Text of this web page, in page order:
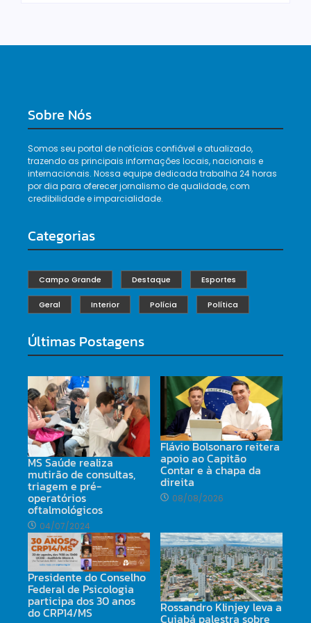
Sobre Nós
Somos seu portal de notícias confiável e atualizado,
trazendo as principais informações locais, nacionais e
internacionais. Nossa equipe dedicada trabalha 24 horas
por dia para oferecer jornalismo de qualidade, com
credibilidade e imparcialidade.
Categorias
Campo Grande Destaque Esportes
Geral Interior Polícia Política
Últimas Postagens
MS Saúde realiza
mutirão de consultas,
triagem e pré-
operatórios
oftalmológicos
04/07/2024
Flávio Bolsonaro reitera
apoio ao Capitão
Contar e à chapa da
direita
08/08/2026
Presidente do Conselho
Federal de Psicologia
participa dos 30 anos
do CRP14/MS Rossandro Klinjey leva a
Cuiabá palestra sobre